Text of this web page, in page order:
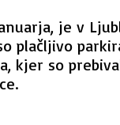
je v
plačljivo
kjer so